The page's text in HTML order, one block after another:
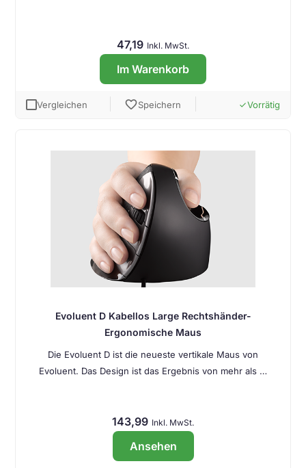
47,19 Inkl. MwSt.
Im Warenkorb
Vergleichen favoriteSpeichern doneVorrätig
Evoluent D Kabellos Large Rechtshänder-
Ergonomische Maus
Die Evoluent D ist die neueste vertikale Maus von
Evoluent. Das Design ist das Ergebnis von mehr als …
143,99 Inkl. MwSt.
Ansehen